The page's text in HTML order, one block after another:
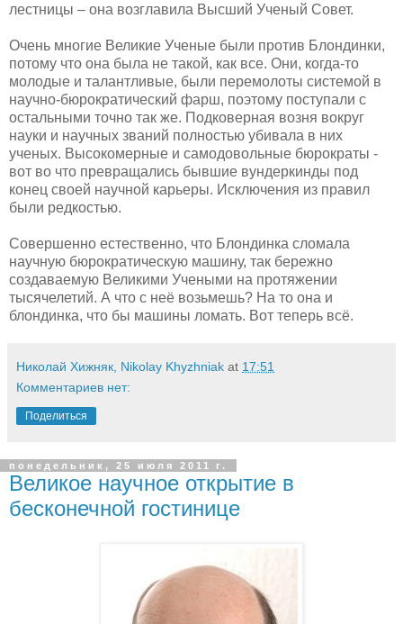
лестницы – она возглавила Высший Ученый Совет.
Очень многие Великие Ученые были против Блондинки,
потому что она была не такой, как все. Они, когда-то
молодые и талантливые, были перемолоты системой в
научно-бюрократический фарш, поэтому поступали с
остальными точно так же. Подковерная возня вокруг
науки и научных званий полностью убивала в них
ученых. Высокомерные и самодовольные бюрократы -
вот во что превращались бывшие вундеркинды под
конец своей научной карьеры. Исключения из правил
были редкостью.
Совершенно естественно, что Блондинка сломала
научную бюрократическую машину, так бережно
создаваемую Великими Учеными на протяжении
тысячелетий. А что с неё возьмешь? На то она и
блондинка, что бы машины ломать. Вот теперь всё.
Николай Хижняк, Nikolay Khyzhniak at 17:51
Комментариев нет:
Поделиться
понедельник, 25 июля 2011 г.
Великое научное открытие в
бесконечной гостинице